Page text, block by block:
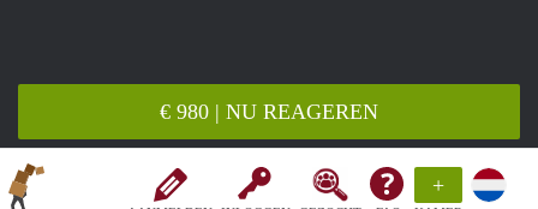
+
€ 980 | NU REAGEREN